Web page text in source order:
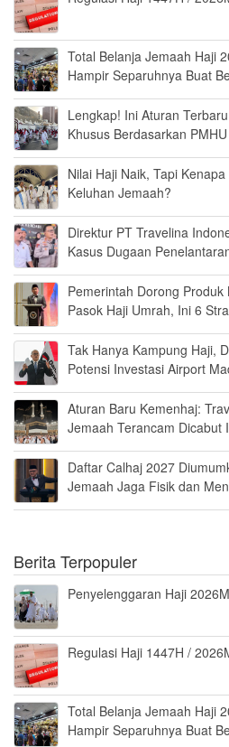
Total Belanja Jemaah Haji
Hampir Separuhnya Buat
Lengkap! Ini Aturan
Khusus Berdasarkan
Nilai Haji Naik, Tapi
Keluhan Jemaah?
Direktur PT Travelina
Kasus Dugaan
Pemerintah Dorong
Pasok Haji Umrah, Ini 6
Disiapkan
Tak Hanya Kampung Haji,
Potensi Investasi Airport
Aturan Baru Kemenhaj:
Jemaah Terancam Dicabut
Daftar Calhaj 2027
Jemaah Jaga Fisik dan
Berita Terpopuler
Penyelenggaran Haji
Regulasi Haji 1447H /
Total Belanja Jemaah Haji
Hampir Separuhnya Buat